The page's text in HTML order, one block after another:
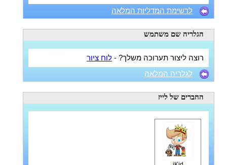
לרשימת המדליות המלאה
הגלריה שם משתמש
רוצה ליצור תערוכה משלך? - לוח ציור
לגלריה המלאה
החברים של לייז